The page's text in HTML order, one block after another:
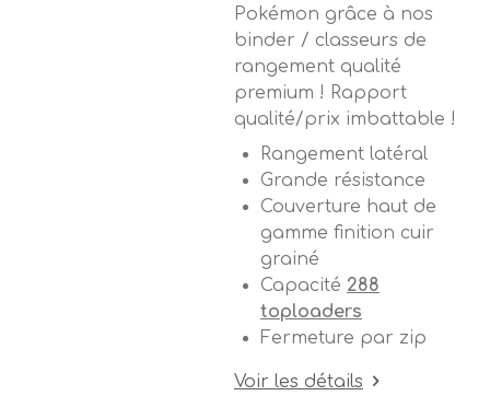
Pokémon grâce à nos
binder / classeurs de
rangement qualité
premium ! Rapport
qualité/prix imbattable !
Rangement latéral
Grande résistance
Couverture haut de
gamme finition cuir
grainé
Capacité 288
toploaders
Fermeture par zip
Voir les détails